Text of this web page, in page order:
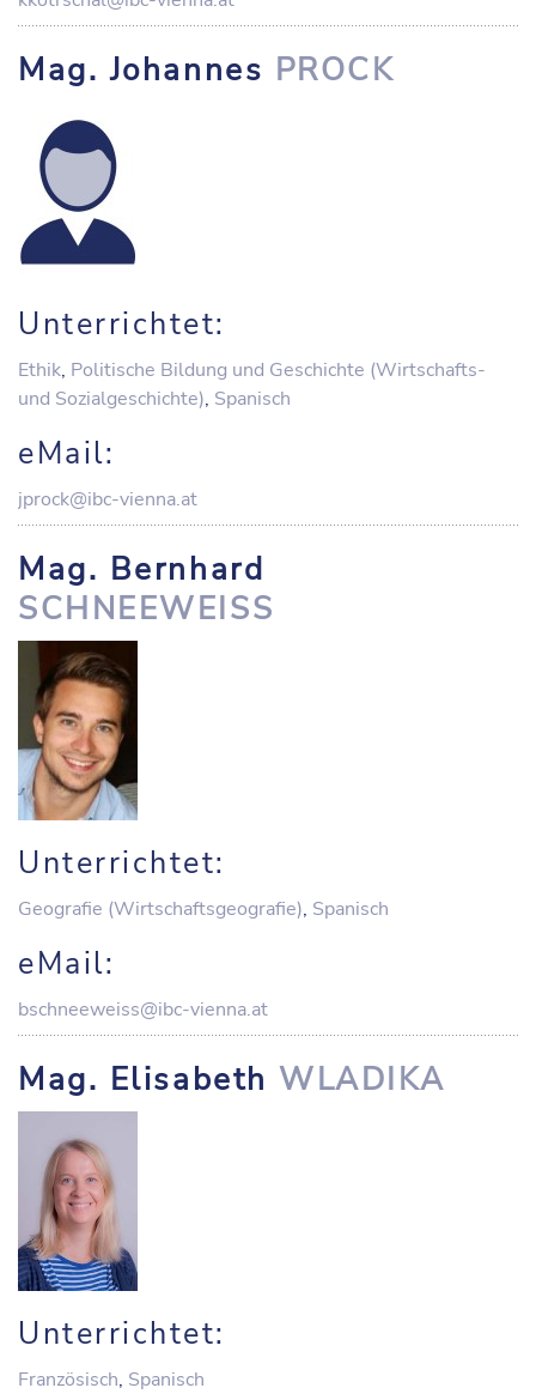
Mag. Johannes PROCK
Unterrichtet:
Ethik, Politische Bildung und Geschichte (Wirtschafts-
und Sozialgeschichte), Spanisch
eMail:
jprock@ibc-vienna.at
Mag. Bernhard
SCHNEEWEISS
Unterrichtet:
Geografie (Wirtschaftsgeografie), Spanisch
eMail:
bschneeweiss@ibc-vienna.at
Mag. ElisabethWLADIKA
Unterrichtet:
Französisch, Spanisch